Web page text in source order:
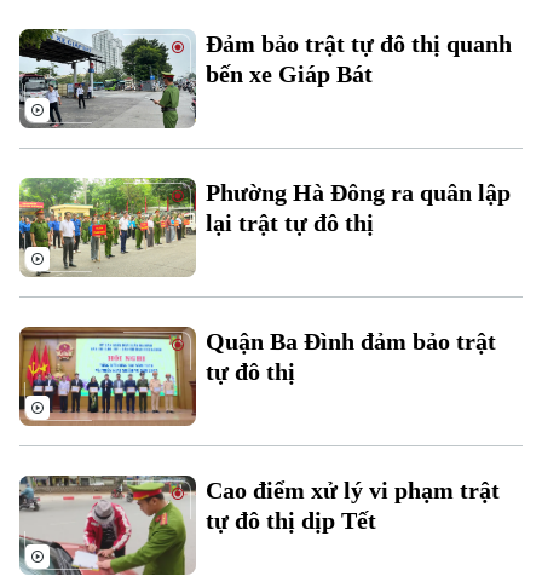
Theo dõi Hà Nội On
Âm nhạc
Đảm bảo trật tự đô thị quanh
bến xe Giáp Bát
Phường Hà Đông ra quân lập
lại trật tự đô thị
Quận Ba Đình đảm bảo trật
tự đô thị
Cao điểm xử lý vi phạm trật
tự đô thị dịp Tết